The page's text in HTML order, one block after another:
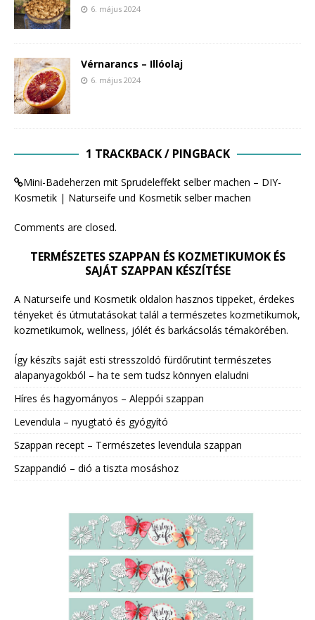
6. május 2024
Vérnarancs – Illóolaj
6. május 2024
1 TRACKBACK / PINGBACK
Mini-Badeherzen mit Sprudeleffekt selber machen – DIY-
Kosmetik | Naturseife und Kosmetik selber machen
Comments are closed.
TERMÉSZETES SZAPPAN ÉS KOZMETIKUMOK ÉS
SAJÁT SZAPPAN KÉSZÍTÉSE
A Naturseife und Kosmetik oldalon hasznos tippeket, érdekes
tényeket és útmutatásokat talál a természetes kozmetikumok,
kozmetikumok, wellness, jólét és barkácsolás témakörében.
Így készíts saját esti stresszoldó fürdőrutint természetes
alapanyagokból – ha te sem tudsz könnyen elaludni
Híres és hagyományos – Aleppói szappan
Levendula – nyugtató és gyógyító
Szappan recept – Természetes levendula szappan
Szappandió – dió a tiszta mosáshoz